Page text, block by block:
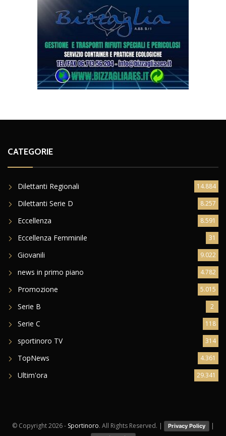
CATEGORIE
Dilettanti Regionali 14.884
Dilettanti Serie D 8.257
Eccellenza 8.591
Eccellenza Femminile 31
Giovanili 9.022
news in primo piano 4.782
Promozione 5.015
Serie B 2
Serie C 118
sportinoro TV 314
TopNews 4.361
Ultim'ora 29.341
© Copyright2026 - Sportinoro. All Rights Reserved. | Privacy Policy |